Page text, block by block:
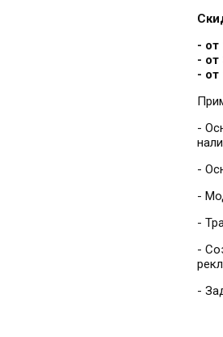
- от
- от
- от
-
-
-
-
-
-